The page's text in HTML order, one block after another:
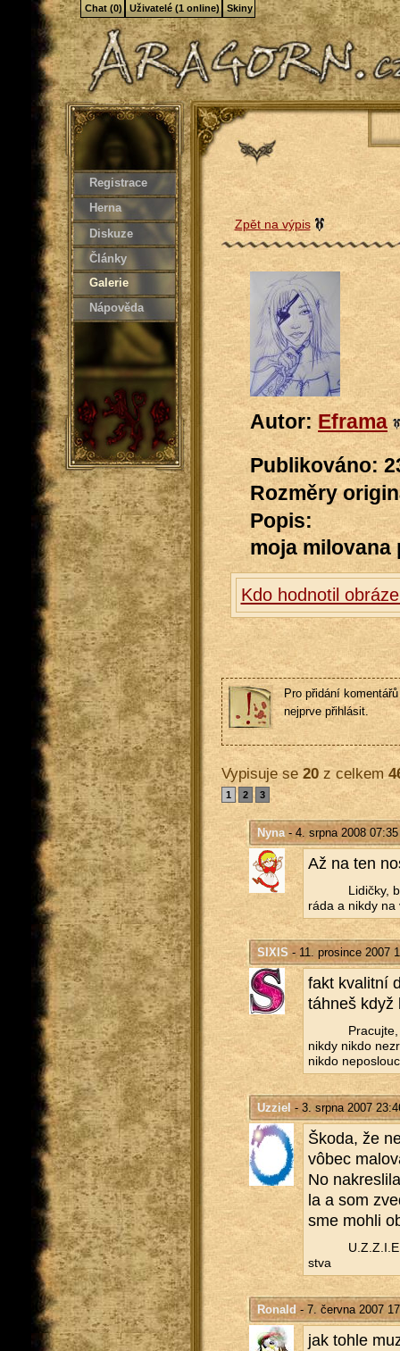
Registrace
Herna
Diskuze
Články
Galerie
Nápověda
Zpět na výpis
Autor: Eframa
Publikováno:
Rozměry
Popis:
moja milovana
Kdo hodnotil
Pro přidání
nejprve přihlásit.
Vypisuje se 20z celkem
1 2 3
Nyna- 4. srpna 2008 07:35
Až na ten
Li­dič­ky,
ráda a nikdy na
SIXIS - 11. prosince 2007
fakt kva­lit­ní
táh­neš když
nikdy nikdo
nikdo
Uzziel - 3. srpna 2007
Škoda, že
vôbec
No
la a som
sme mohli
stva
Ronald - 7. června 2007
jak tohle
Chat (0) Uživatelé (1 online) Skiny